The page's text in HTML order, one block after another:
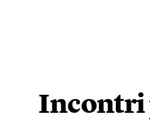
Incontri